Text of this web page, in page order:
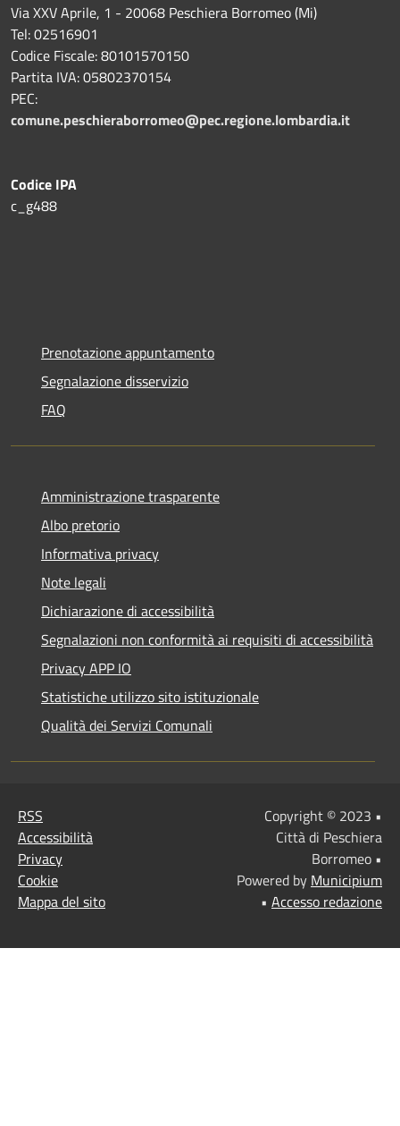
Via XXV Aprile, 1 - 20068 Peschiera Borromeo (Mi)
Tel: 02516901
Codice Fiscale: 80101570150
Partita IVA: 05802370154
PEC:
comune.peschieraborromeo@pec.regione.lombardia.it
Codice IPA
c_g488
Prenotazione appuntamento
Segnalazione disservizio
FAQ
Amministrazione trasparente
Albo pretorio
Informativa privacy
Note legali
Dichiarazione di accessibilità
Segnalazioni non conformità ai requisiti di accessibilità
Privacy APP IO
Statistiche utilizzo sito istituzionale
Qualità dei Servizi Comunali
RSS
Accessibilità
Privacy
Cookie
Mappa del sito
Copyright © 2023 •
Città di Peschiera
Borromeo •
Powered by Municipium
• Accesso redazione